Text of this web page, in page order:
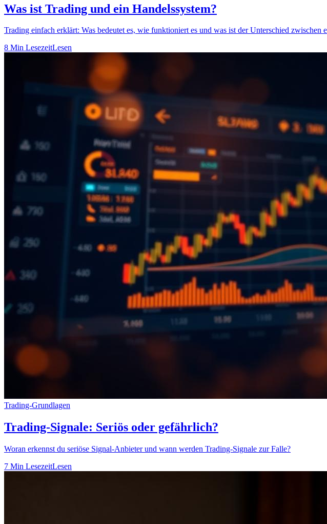
Was ist Trading und ein Handelssystem?
Trading einfach erklärt: Was bedeutet es, wie funktioniert es und was ist der Unterschied zwischen
8 Min LesezeitLesen
Trading-Grundlagen
Trading-Signale: Seriös oder gefährlich?
Woran erkennst du seriöse Signal-Anbieter und wann werden Trading-Signale zur Falle?
7 Min LesezeitLesen